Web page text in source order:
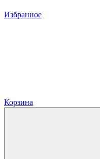
Избранное
Корзина